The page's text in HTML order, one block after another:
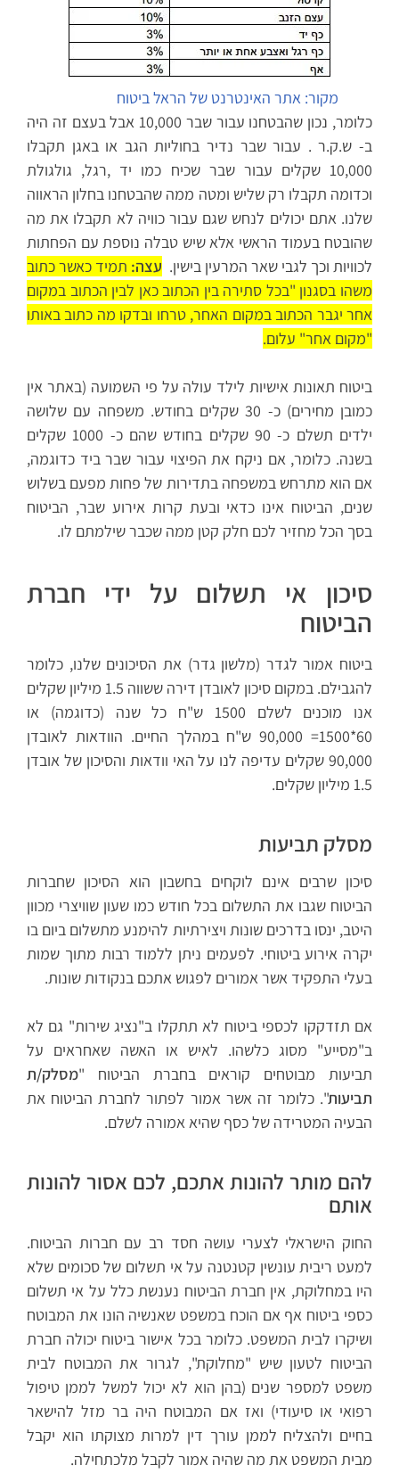
מקור: אתר האינטרנט של הראל ביטוח
כלומר, נכון שהבטחנו עבור שבר 10,000 אבל בעצם זה היה
ב- ש.ק.ר . עבור שבר נדיר בחוליות הגב או באגן תקבלו
10,000 שקלים עבור שבר שכיח כמו יד ,רגל, גולגולת
וכדומה תקבלו רק שליש ומטה ממה שהבטחנו בחלון הראווה
שלנו. אתם יכולים לנחש שגם עבור כוויה לא תקבלו את מה
שהובטח בעמוד הראשי אלא שיש טבלה נוספת עם הפחתות
לכוויות וכך לגבי שאר המרעין בישין.עצה:תמיד כאשר כתוב
משהו בסגנון "בכל סתירה בין הכתוב כאן לבין הכתוב במקום
אחר יגבר הכתוב במקום האחר, טרחו ובדקו מה כתוב באותו
"מקום אחר" עלום.
ביטוח תאונות אישיות לילד עולה על פי השמועה (באתר אין
כמובן מחירים) כ- 30 שקלים בחודש. משפחה עם שלושה
ילדים תשלם כ- 90 שקלים בחודש שהם כ- 1000 שקלים
בשנה. כלומר, אם ניקח את הפיצוי עבור שבר ביד כדוגמה,
אם הוא מתרחש במשפחה בתדירות של פחות מפעם בשלוש
שנים, הביטוח אינו כדאי ובעת קרות אירוע שבר, הביטוח
בסך הכל מחזיר לכם חלק קטן ממה שכבר שילמתם לו.
סיכון אי תשלום על ידי חברת
הביטוח
ביטוח אמור לגדר (מלשון גדר) את הסיכונים שלנו, כלומר
להגבילם. במקום סיכון לאובדן דירה ששווה 1.5 מיליון שקלים
אנו מוכנים לשלם 1500 ש"ח כל שנה (כדוגמה) או
60*1500= 90,000 ש"ח במהלך החיים. הוודאות לאובדן
90,000 שקלים עדיפה לנו על האי וודאות והסיכון של אובדן
מסלק תביעות
סיכון שרבים אינם לוקחים בחשבון הוא הסיכון שחברות
הביטוח שגבו את התשלום בכל חודש כמו שעון שוויצרי מכוון
היטב, ינסו בדרכים שונות ויצירתיות להימנע מתשלום ביום בו
יקרה אירוע ביטוחי. לפעמים ניתן ללמוד רבות מתוך שמות
בעלי התפקיד אשר אמורים לפגוש אתכם בנקודות שונות.
אם תזדקקו לכספי ביטוח לא תתקלו ב"נציג שירות" גם לא
ב"מסייע" מסוג כלשהו. לאיש או האשה שאחראים על
תביעות מבוטחים קוראים בחברת הביטוח "מסלק/ת
תביעות". כלומר זה אשר אמור לפתור לחברת הביטוח את
הבעיה המטרידה של כסף שהיא אמורה לשלם.
להם מותר להונות אתכם, לכם אסור להונות
אותם
החוק הישראלי לצערי עושה חסד רב עם חברות הביטוח.
למעט ריבית עונשין קטנטנה על אי תשלום של סכומים שלא
היו במחלוקת, אין חברת הביטוח נענשת כלל על אי תשלום
כספי ביטוח אף אם הוכח במשפט שאנשיה הונו את המבוטח
ושיקרו לבית המשפט. כלומר בכל אישור ביטוח יכולה חברת
הביטוח לטעון שיש "מחלוקת", לגרור את המבוטח לבית
משפט למספר שנים (בהן הוא לא יכול למשל לממן טיפול
רפואי או סיעודי) ואז אם המבוטח היה בר מזל להישאר
בחיים ולהצליח לממן עורך דין למרות מצוקתו הוא יקבל
מבית המשפט את מה שהיה אמור לקבל מלכתחילה.